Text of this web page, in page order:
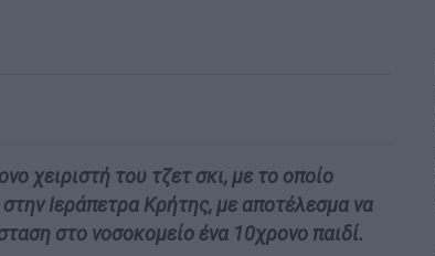
χειριστή του τζετ σκι, με το οποίο
Ιεράπετρα Κρήτης, με αποτέλεσμα να
στο νοσοκομείο ένα 10χρονο παιδί.